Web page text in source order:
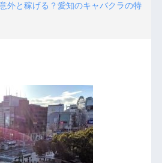
外と稼げる？愛知のキャバクラの特